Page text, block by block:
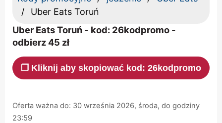
Uber Eats Toruń
Uber Eats Toruń - kod: 26kodpromo -
odbierz 45 zł
❐ Kliknij aby skopiować kod: 26kodpromo
Oferta ważna do: 30 września 2026, środa, do godziny
23:59